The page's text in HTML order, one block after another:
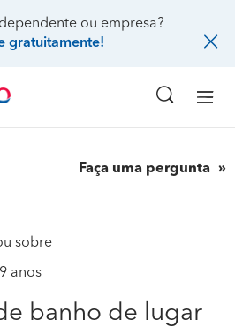
ou empresa?
gratuitamente!
Faça uma pergunta
sobre
anos
banho de lugar